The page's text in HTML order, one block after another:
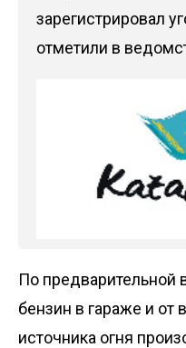
зарегистрировал
отметили в
По предварительной
бензин в гараже и от
источника огня